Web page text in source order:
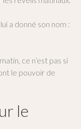
a donné son nom :
ce n’est pas si
le pouvoir de
le